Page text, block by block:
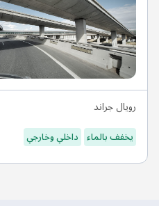
رويال جراند
يخفف بالماء داخلي وخارجي